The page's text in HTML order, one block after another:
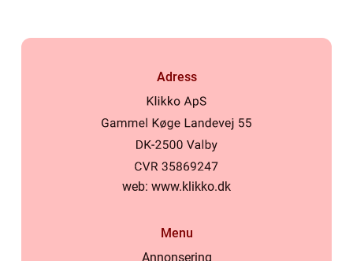
Adress
web: www.klikko.dk
Menu
Annonsering